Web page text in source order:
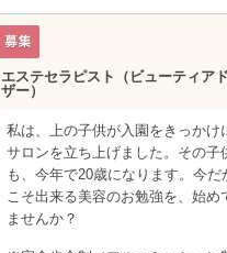
エステセラピスト（ビューティア
ザー）
私は、上の子供が入園をきっかけ
サロンを立ち上げました。その子
も、今年で20歳になります。今だ
こそ出来る美容のお勉強を、始め
ませんか？